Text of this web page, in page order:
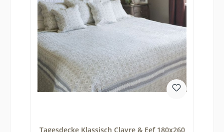
Tagesdecke Klassisch Clayre & Eef 180x260